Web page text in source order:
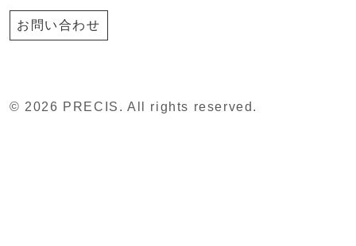
お問い合わせ
© 2026 PRECIS. All rights reserved.